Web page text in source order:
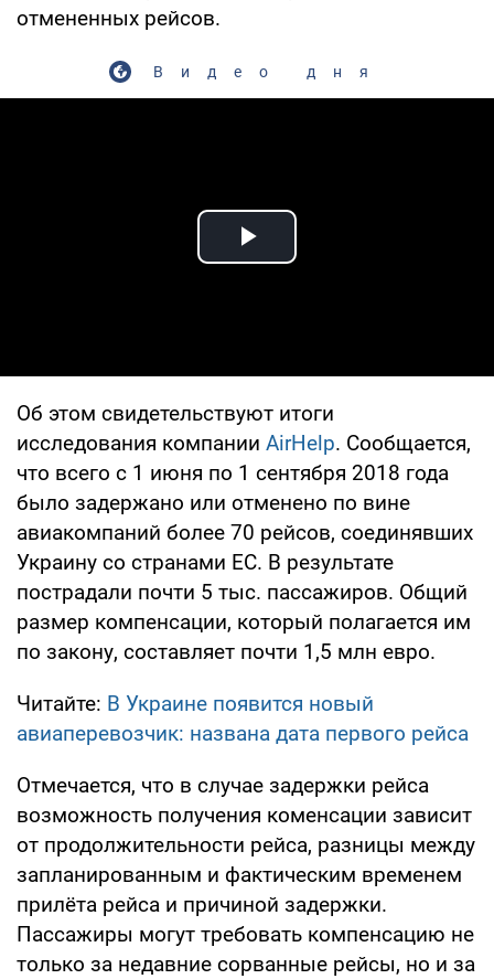
отмененных рейсов.
Видео дня
Play Video
Об этом свидетельствуют итоги
исследования компании AirHelp. Сообщается,
что всего с 1 июня по 1 сентября 2018 года
было задержано или отменено по вине
авиакомпаний более 70 рейсов, соединявших
Украину со странами ЕС. В результате
пострадали почти 5 тыс. пассажиров. Общий
размер компенсации, который полагается им
по закону, составляет почти 1,5 млн евро.
Читайте: В Украине появится новый
авиаперевозчик: названа дата первого рейса
Отмечается, что в случае задержки рейса
возможность получения коменсации зависит
от продолжительности рейса, разницы между
запланированным и фактическим временем
прилёта рейса и причиной задержки.
Пассажиры могут требовать компенсацию не
только за недавние сорванные рейсы, но и за